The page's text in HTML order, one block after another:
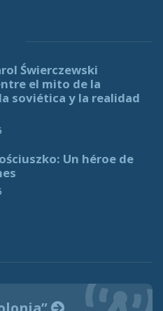
Świerczewski
el mito de la
soviética y la realidad
Un héroe de